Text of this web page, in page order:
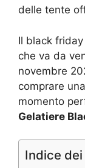
delle tente
Il black
che va da
novembre
comprare
momento
Gelatiere
Indice